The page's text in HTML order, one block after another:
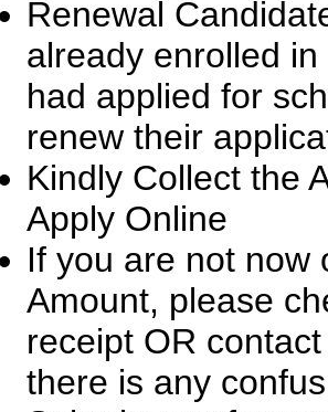
Renewal
already enrolled
had applied for
renew their
Kindly Collect the
Apply Online
If you are not now
Amount, please
receipt OR
there is any